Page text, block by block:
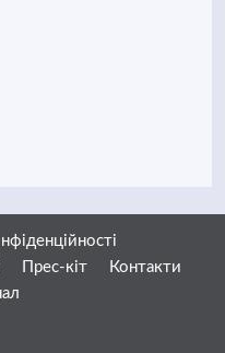
Прес-кіт
Контакти